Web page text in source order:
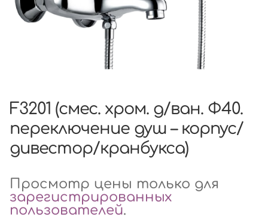
F3201 (смес. хром. д/ван. Ф40.
переключение душ – корпус/
дивестор/кранбукса)
Просмотр цены только для
зарегистрированных
пользователей.